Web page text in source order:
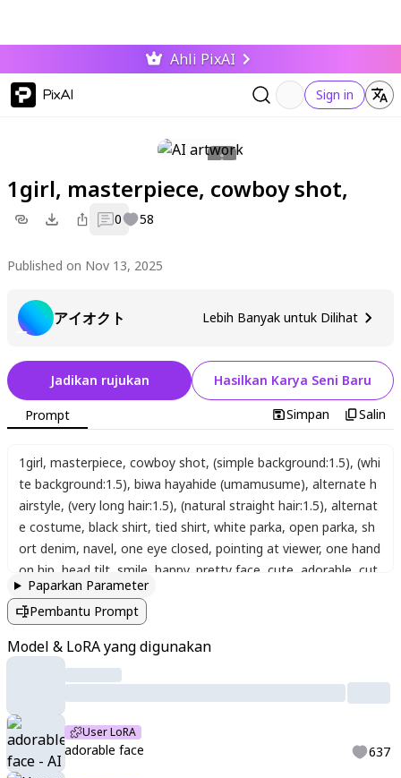
Ahli PixAI
PixAI Sign in
1girl, masterpiece, cowboy shot,
0 58
Published on Nov 13, 2025
アイオクト Lebih Banyak untuk Dilihat
Jadikan rujukan Hasilkan Karya Seni Baru
Prompt Simpan Salin
1girl, masterpiece, cowboy shot, (simple background:1.5), (whi
te background:1.5), biwa hayahide (umamusume), alternate h
airstyle, (very long hair:1.5), (natural straight hair:1.5), alternat
e costume, black shirt, tied shirt, white parka, open parka, sh
ort denim, navel, one eye closed, pointing at viewer, one hand
on hip head tilt smile happy, pretty face cute adorable cut
e eyes, cute look, tender
Paparkan Parameter
Pembantu Prompt
Model & LoRA yang digunakan
User LoRA
adorable face 637